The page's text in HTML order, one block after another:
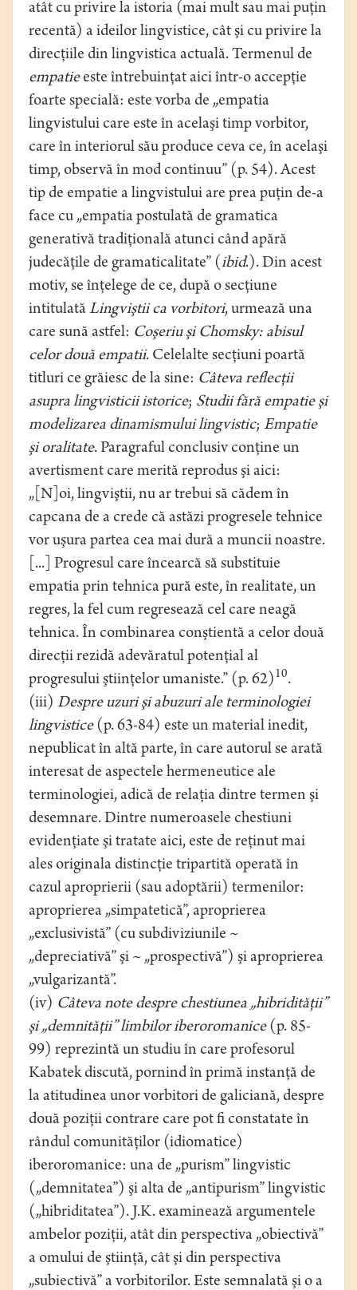
atât cu privire la istoria (mai mult sau mai puţin
recentă) a ideilor lingvistice, cât şi cu privire la
direcţiile din lingvistica actuală. Termenul de
empatieeste întrebuinţat aici într-o accepţie
foarte specială: este vorba de „empatia
lingvistului care este în acelaşi timp vorbitor,
care în interiorul său produce ceva ce, în acelaşi
timp, observă în mod continuu” (p. 54). Acest
tip de empatie a lingvistului are prea puţin de-a
face cu „empatia postulată de gramatica
generativă tradiţională atunci când apără
judecăţile de gramaticalitate” (ibid.). Din acest
motiv, se înţelege de ce, după o secţiune
intitulată Lingviştii ca vorbitori, urmează una
care sună astfel: Coşeriu şi Chomsky: abisul
celor două empatii. Celelalte secţiuni poartă
titluri ce grăiesc de la sine: Câteva reflecţii
asupra lingvisticii istorice; Studii fără empatie şi
modelizarea dinamismului lingvistic; Empatie
şi oralitate. Paragraful conclusiv conţine un
avertisment care merită reprodus şi aici:
„[N]oi, lingviştii, nu ar trebui să cădem în
capcana de a crede că astăzi progresele tehnice
vor uşura partea cea mai dură a muncii noastre.
[...] Progresul care încearcă să substituie
empatia prin tehnica pură este, în realitate, un
regres, la fel cum regresează cel care neagă
tehnica. În combinarea conştientă a celor două
direcţii rezidă adevăratul potenţial al
progresului ştiinţelor umaniste.” (p. 62)10.
(iii) Despre uzuri şi abuzuri ale terminologiei
lingvistice(p. 63-84) este un material inedit,
nepublicat în altă parte, în care autorul se arată
interesat de aspectele hermeneutice ale
terminologiei, adică de relaţia dintre termen şi
desemnare. Dintre numeroasele chestiuni
evidenţiate şi tratate aici, este de reţinut mai
ales originala distincţie tripartită operată în
cazul aproprierii (sau adoptării) termenilor:
aproprierea „simpatetică”, aproprierea
„exclusivistă” (cu subdiviziunile ~
„depreciativă” şi ~ „prospectivă”) şi aproprierea
„vulgarizantă”.
(iv) Câteva note despre chestiunea „hibridităţii”
şi „demnităţii” limbilor iberoromanice(p. 85-
99) reprezintă un studiu în care profesorul
Kabatek discută, pornind în primă instanţă de
la atitudinea unor vorbitori de galiciană, despre
două poziţii contrare care pot fi constatate în
rândul comunităţilor (idiomatice)
iberoromanice: una de „purism” lingvistic
(„demnitatea”) şi alta de „antipurism” lingvistic
(„hibriditatea”). J.K. examinează argumentele
ambelor poziţii, atât din perspectiva „obiectivă”
a omului de ştiinţă, cât şi din perspectiva
„subiectivă” a vorbitorilor. Este semnalată şi o a